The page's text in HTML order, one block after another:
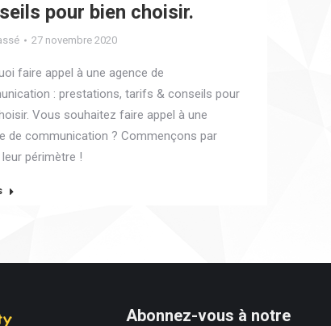
pour bien choisir.
27 novembre 2020
faire appel à une agence de
: prestations, tarifs & conseils pour
Vous souhaitez faire appel à une
de communication ? Commençons par
périmètre !
Abonnez-vous à notre